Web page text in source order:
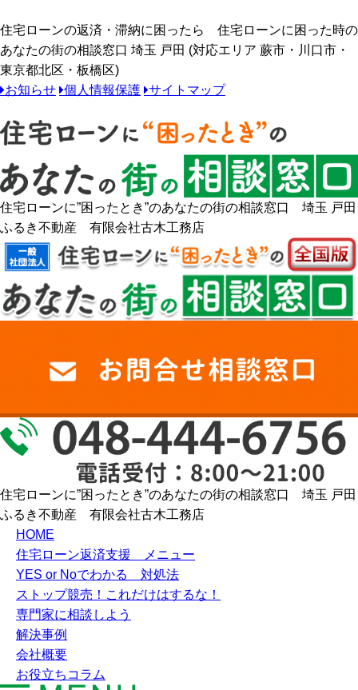
住宅ローンの返済・滞納に困ったら 住宅ローンに困った時の
あなたの街の相談窓口 埼玉 戸田 (対応エリア 蕨市・川口市・
東京都北区・板橋区)
お知らせ 個人情報保護 サイトマップ
住宅ローンに”困ったとき”のあなたの街の相談窓口 埼玉 戸田
ふるき不動産 有限会社古木工務店
住宅ローンに”困ったとき”のあなたの街の相談窓口 埼玉 戸田
ふるき不動産 有限会社古木工務店
HOME
住宅ローン返済支援 メニュー
YES or Noでわかる 対処法
ストップ競売！これだけはするな！
専門家に相談しよう
解決事例
会社概要
お役立ちコラム